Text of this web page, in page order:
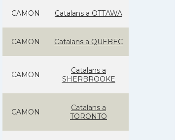
CAMON Catalans a OTTAWA
CAMON Catalans a QUEBEC
CAMON
Catalans a
SHERBROOKE
CAMON
Catalans a
TORONTO